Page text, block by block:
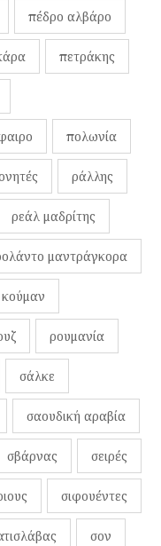
πέδρο αλβάρο
πετράκης
πολωνία
ράλλης
ρεάλ μαδρίτης
μαντράγκορα
ρουμανία
σάλκε
σαουδική αραβία
σβάρνας σειρές
σιφουέντες
σον